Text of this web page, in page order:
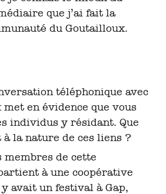
que j’ai fait la
du Goutailloux.
en évidence que vous
individus y résidant. Que
la nature de ces liens ?
membres de cette
à une coopérative
avait un festival à Gap,